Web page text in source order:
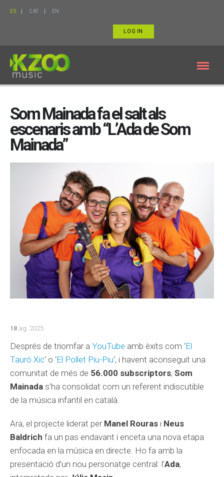
ES CAT EN
LOG IN
Som Mainada fa el salt als
escenaris amb “L’Ada de Som
Mainada”
18 ag. 2025
Després de triomfar a YouTube amb èxits com ‘El
Tauró Xic‘ o ‘El Pollet Piu-Piu‘, i havent aconseguit una
comunitat de més de 56.000 subscriptors, Som
Mainada s’ha consolidat com un referent indiscutible
de la música infantil en català.
Ara, el projecte liderat per Manel Rouras i Neus
Baldrich fa un pas endavant i enceta una nova etapa
enfocada en la música en directe. Ho fa amb la
presentació d’un nou personatge central: l’Ada,